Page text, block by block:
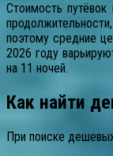
Стоимость
поэтому средние
2026 году
на 11 ночей.
Как найти
При поиске